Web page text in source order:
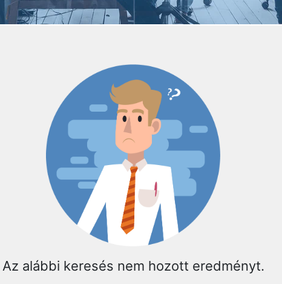
Az alábbi keresés nem hozott eredményt.